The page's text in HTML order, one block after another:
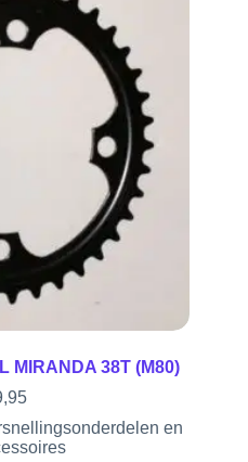
MIRANDA 38T (M80)
en